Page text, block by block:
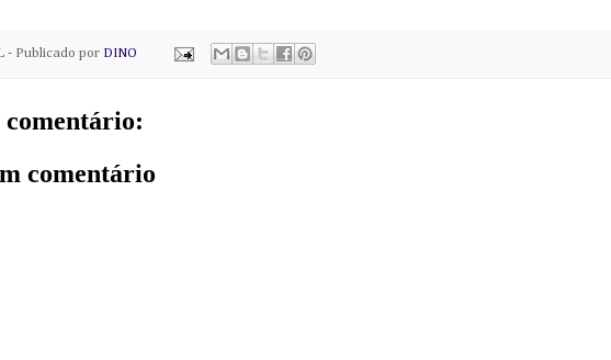
- Publicado por DINO
comentário:
comentário